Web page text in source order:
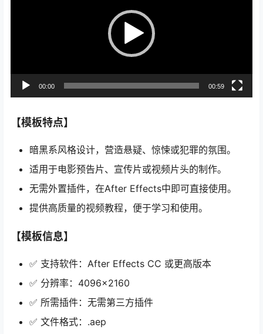
00:00 00:59
【模板特点】
暗黑系风格设计，营造悬疑、惊悚或犯罪的氛围。
适用于电影预告片、宣传片或视频片头的制作。
无需外置插件，在After Effects中即可直接使用。
提供高质量的视频教程，便于学习和使用。
【模板信息】
✅ 支持软件：After Effects CC 或更高版本
✅ 分辨率：4096×2160
✅ 所需插件：无需第三方插件
✅ 文件格式：.aep